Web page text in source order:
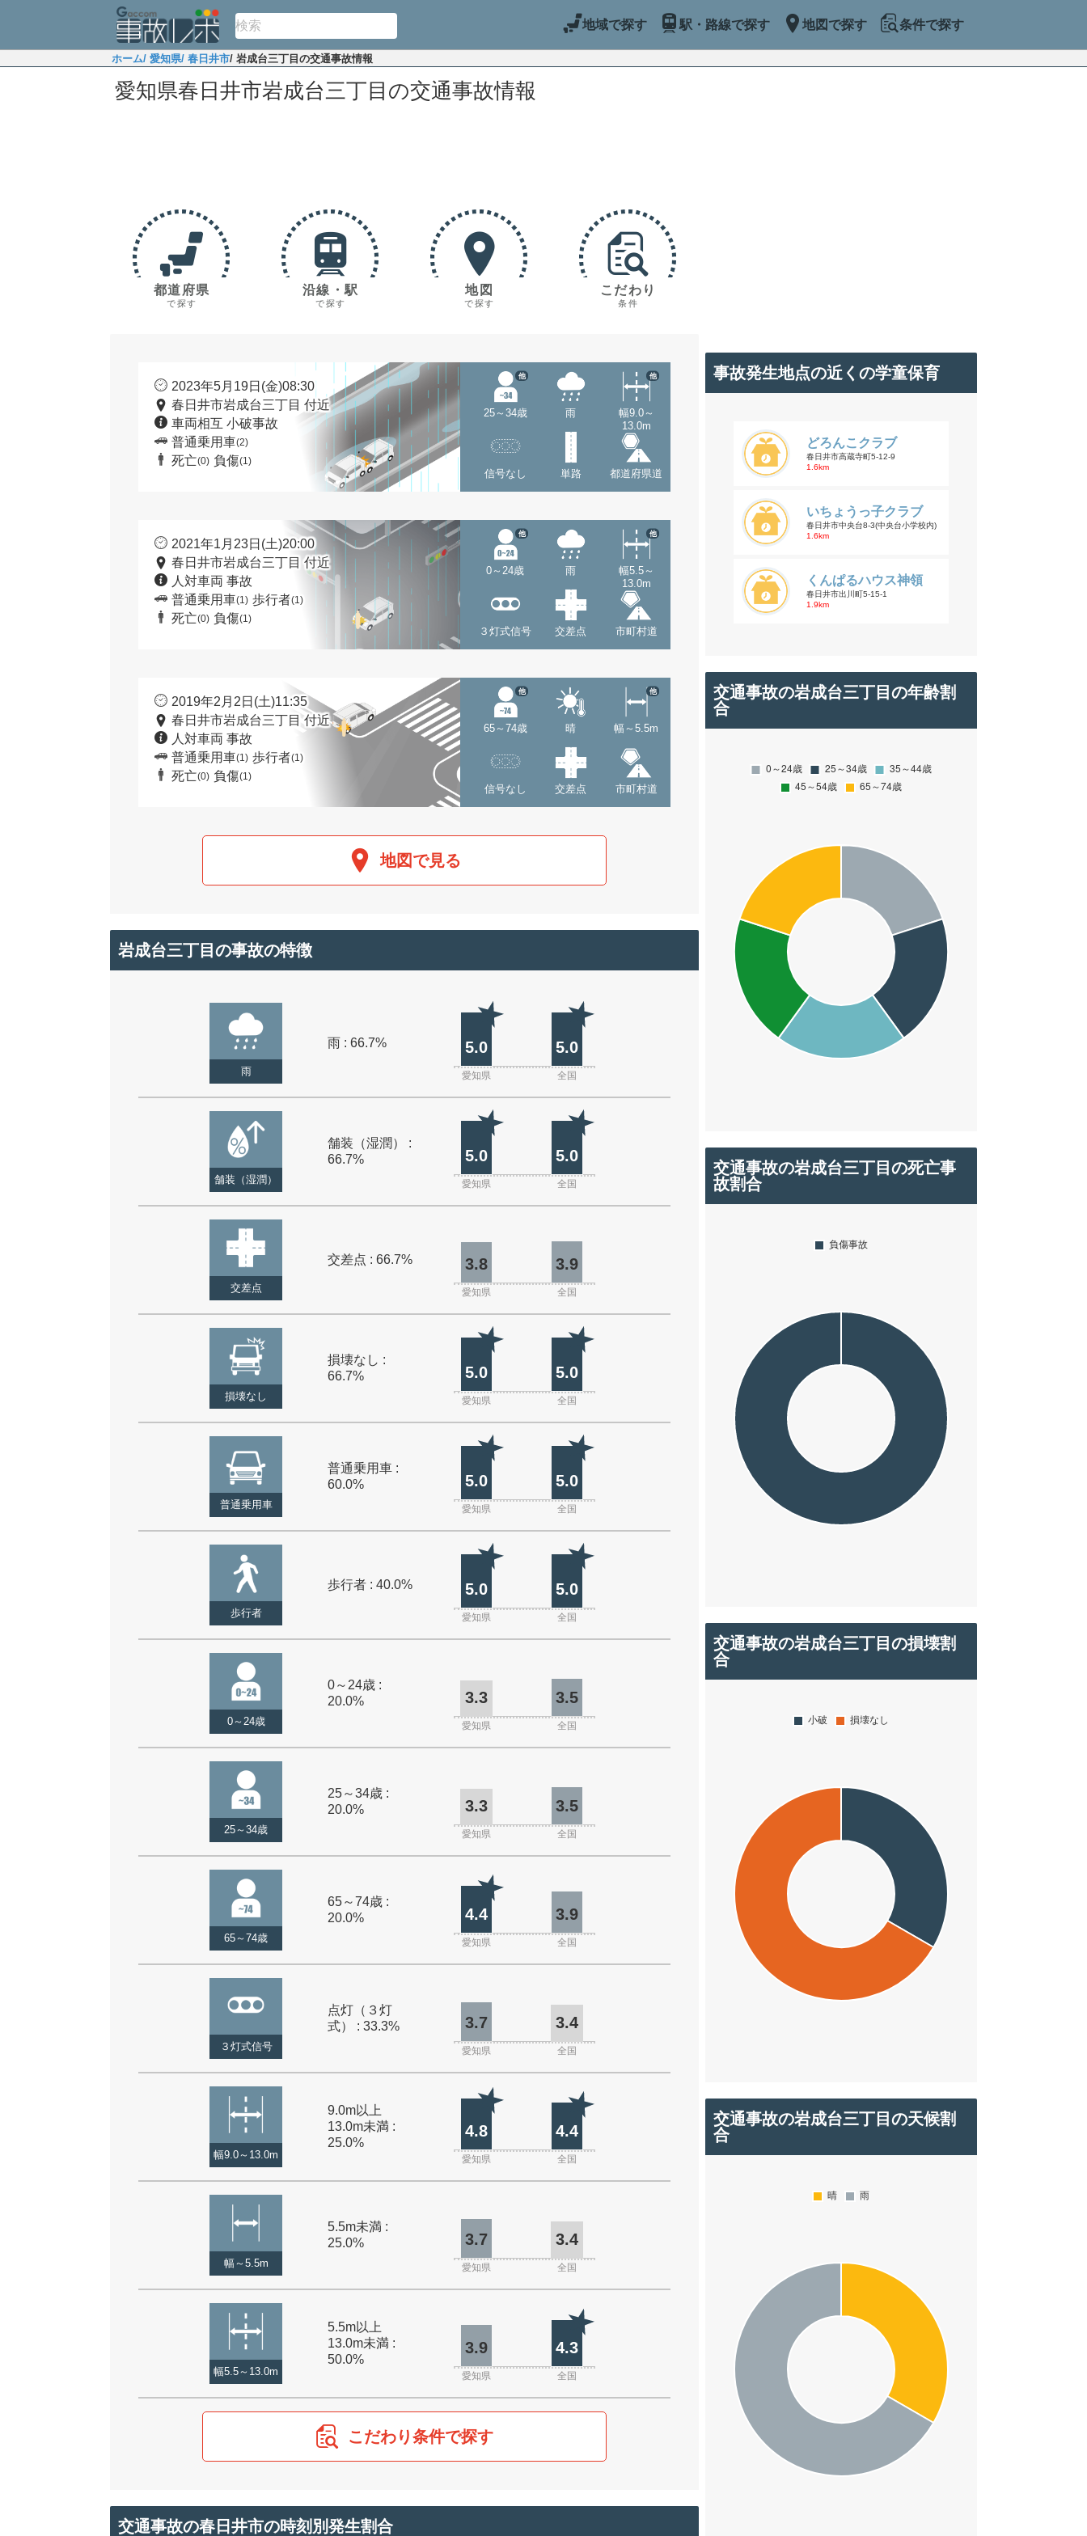
地域で探す 駅・路線で探す 地図で探す 条件で探す
ホーム/ 愛知県/ 春日井市/ 岩成台三丁目の交通事故情報
愛知県春日井市岩成台三丁目の交通事故情報
都道府県
で探す
沿線・駅
で探す
地図
で探す
こだわり
条件
2023年5月19日(金)08:30
春日井市岩成台三丁目 付近
車両相互 小破事故
普通乗用車(2)
死亡(0) 負傷(1)
25～34歳
他
雨
幅9.0～
13.0m
他
信号なし 単路 都道府県道
2021年1月23日(土)20:00
春日井市岩成台三丁目 付近
人対車両 事故
普通乗用車(1) 歩行者(1)
死亡(0) 負傷(1)
0～24歳
他
雨
幅5.5～
13.0m
他
３灯式信号 交差点 市町村道
2019年2月2日(土)11:35
春日井市岩成台三丁目 付近
人対車両 事故
普通乗用車(1) 歩行者(1)
死亡(0) 負傷(1)
65～74歳
他
晴 幅～5.5m
他
信号なし 交差点 市町村道
地図で見る
岩成台三丁目の事故の特徴
雨
雨 : 66.7% 5.0 5.0
愛知県 全国
舗装（湿潤）
舗装（湿潤） :
66.7%
5.0 5.0
愛知県 全国
交差点
交差点 : 66.7% 3.8 3.9
愛知県 全国
損壊なし
損壊なし :
66.7%
5.0 5.0
愛知県 全国
普通乗用車
普通乗用車 :
60.0%
5.0 5.0
愛知県 全国
歩行者
歩行者 : 40.0% 5.0 5.0
愛知県 全国
0～24歳
0～24歳 :
20.0%
3.3 3.5
愛知県 全国
25～34歳
25～34歳 :
20.0%
3.3 3.5
愛知県 全国
65～74歳
65～74歳 :
20.0%
4.4 3.9
愛知県 全国
３灯式信号
点灯（３灯
式） : 33.3%
3.7 3.4
愛知県 全国
幅9.0～13.0m
9.0m以上
13.0m未満 :
25.0%
4.8 4.4
愛知県 全国
幅～5.5m
5.5m未満 :
25.0%
3.7 3.4
愛知県 全国
幅5.5～13.0m
5.5m以上
13.0m未満 :
50.0%
3.9 4.3
愛知県 全国
こだわり条件で探す
交通事故の春日井市の時刻別発生割合
事故発生地点の近くの学童保育
どろんこクラブ
春日井市高蔵寺町5-12-9
1.6km
いちょうっ子クラブ
春日井市中央台8-3(中央台小学校内)
1.6km
くんぱるハウス神領
春日井市出川町5-15-1
1.9km
交通事故の岩成台三丁目の年齢割
合
交通事故の岩成台三丁目の死亡事
故割合
交通事故の岩成台三丁目の損壊割
合
交通事故の岩成台三丁目の天候割
合